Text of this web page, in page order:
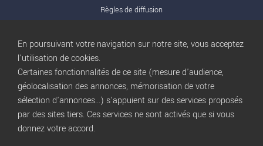
Règles de diffusion
Nos offres Pro
Publicité
Conditions d’Utilisation
Privacy Policy
Blogtrocbuy
En poursuivant votre navigation sur notre site, vous acceptez
l'utilisation de cookies.
Certaines fonctionnalités de ce site (mesure d'audience,
géolocalisation des annonces, mémorisation de votre
sélection d'annonces...) s'appuient sur des services proposés
par des sites tiers. Ces services ne sont activés que si vous
donnez votre accord.